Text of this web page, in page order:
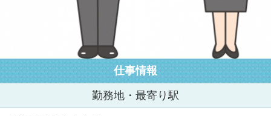
仕事情報
勤務地・最寄り駅